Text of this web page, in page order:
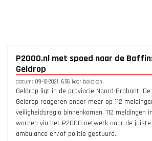
P2000.nl met spoed naar de
Geldrop
datum: 09-12-2021, 656 keer bekeken.
Geldrop ligt in de provincie Noord-Brabant.
Geldrop reageren onder meer op 112
veiligheidsregio binnenkomen. 112 meldingen
worden via het P2000 netwerk naar de
ambulance en/of politie gestuurd.